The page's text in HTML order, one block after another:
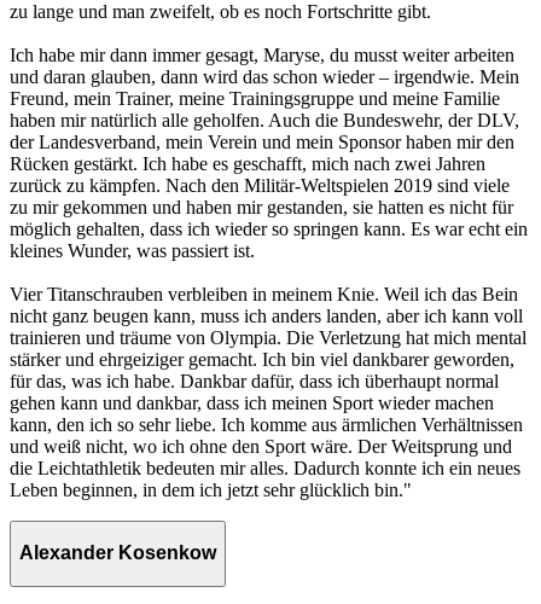
zu lange und man zweifelt, ob es noch Fortschritte gibt.
Ich habe mir dann immer gesagt, Maryse, du musst weiter arbeiten
und daran glauben, dann wird das schon wieder – irgendwie. Mein
Freund, mein Trainer, meine Trainingsgruppe und meine Familie
haben mir natürlich alle geholfen. Auch die Bundeswehr, der DLV,
der Landesverband, mein Verein und mein Sponsor haben mir den
Rücken gestärkt. Ich habe es geschafft, mich nach zwei Jahren
zurück zu kämpfen. Nach den Militär-Weltspielen 2019 sind viele
zu mir gekommen und haben mir gestanden, sie hatten es nicht für
möglich gehalten, dass ich wieder so springen kann. Es war echt ein
kleines Wunder, was passiert ist.
Vier Titanschrauben verbleiben in meinem Knie. Weil ich das Bein
nicht ganz beugen kann, muss ich anders landen, aber ich kann voll
trainieren und träume von Olympia. Die Verletzung hat mich mental
stärker und ehrgeiziger gemacht. Ich bin viel dankbarer geworden,
für das, was ich habe. Dankbar dafür, dass ich überhaupt normal
gehen kann und dankbar, dass ich meinen Sport wieder machen
kann, den ich so sehr liebe. Ich komme aus ärmlichen Verhältnissen
und weiß nicht, wo ich ohne den Sport wäre. Der Weitsprung und
die Leichtathletik bedeuten mir alles. Dadurch konnte ich ein neues
Leben beginnen, in dem ich jetzt sehr glücklich bin."
Alexander Kosenkow